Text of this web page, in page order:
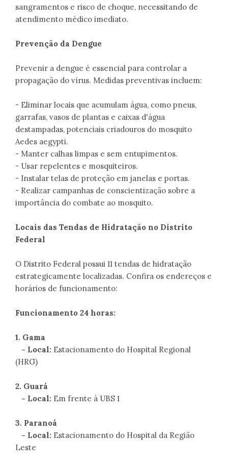
sangramentos e risco de choque, necessitando de
atendimento médico imediato.
Prevenção da Dengue
Prevenir a dengue é essencial para controlar a
propagação do vírus. Medidas preventivas incluem:
- Eliminar locais que acumulam água, como pneus,
garrafas, vasos de plantas e caixas d'água
destampadas, potenciais criadouros do mosquito
Aedes aegypti.
- Manter calhas limpas e sem entupimentos.
- Usar repelentes e mosquiteiros.
- Instalar telas de proteção em janelas e portas.
- Realizar campanhas de conscientização sobre a
importância do combate ao mosquito.
Locais das Tendas de Hidratação no Distrito
Federal
O Distrito Federal possui 11 tendas de hidratação
estrategicamente localizadas. Confira os endereços e
horários de funcionamento:
Funcionamento 24 horas:
1. Gama
- Local: Estacionamento do Hospital Regional
(HRG)
2. Guará
- Local: Em frente à UBS 1
3. Paranoá
- Local: Estacionamento do Hospital da Região
Leste